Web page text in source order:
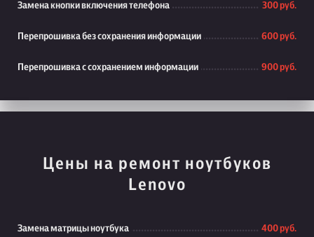
Замена кнопки включения телефона 300 руб.
Перепрошивка без сохранения информации 600 руб.
Перепрошивка с сохранением информации 900 руб.
Цены на ремонт ноутбуков
Lenovo
Замена матрицы ноутбука 400 руб.